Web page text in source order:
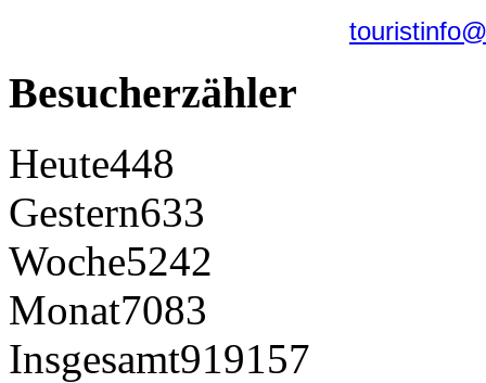
Besucherzähler
Heute448
Gestern633
Woche5242
Monat7083
Insgesamt919157